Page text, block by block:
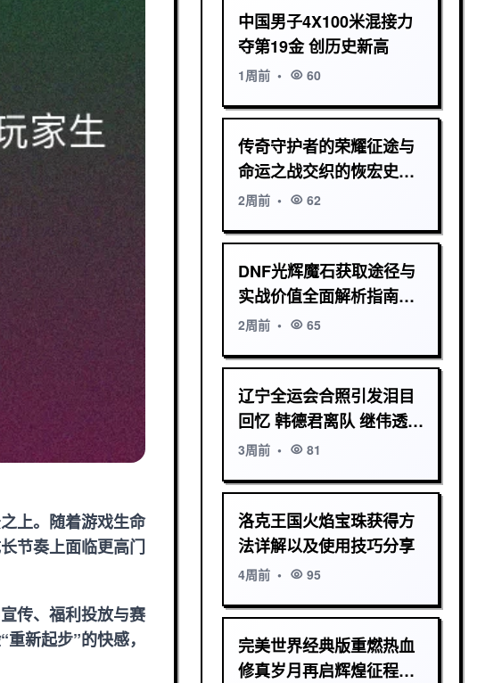
上。随着游戏生命
节奏上面临更高门
传、福利投放与赛
新起步”的快感，
中国男子4X100米混接力
夺第19金 创历史新高
1周前 • 60
传奇守护者的荣耀征途与
命运之战交织的恢宏史诗
篇章辉煌传奇时代
2周前 • 62
DNF光辉魔石获取途径与
实战价值全面解析指南深
度攻略与版本前瞻
2周前 • 65
辽宁全运会合照引发泪目
回忆 韩德君离队 继伟透露
将参加最后一届
3周前 • 81
洛克王国火焰宝珠获得方
法详解以及使用技巧分享
4周前 • 95
完美世界经典版重燃热血
修真岁月再启辉煌征程传